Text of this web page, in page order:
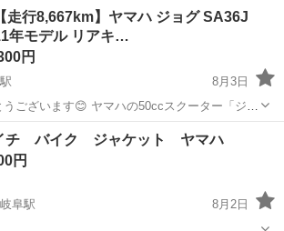
行8,667km】ヤマハ ジョグ SA36J
年モデル リアキ…
円
8月3日
ございます😊 ヤマハの50ccスクーター「ジョ
ち着いたダークグレーの車体で、通勤・通学・
動に使いやすい原付スクーターです🏍️ ✨走行
岐南駅 ヤマハ
チ バイク ジャケット ヤマハ
円
阜駅
8月2日